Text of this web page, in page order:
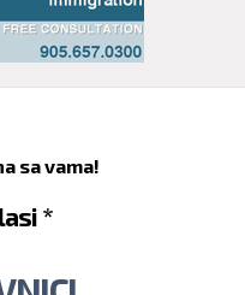
sa vama!
*